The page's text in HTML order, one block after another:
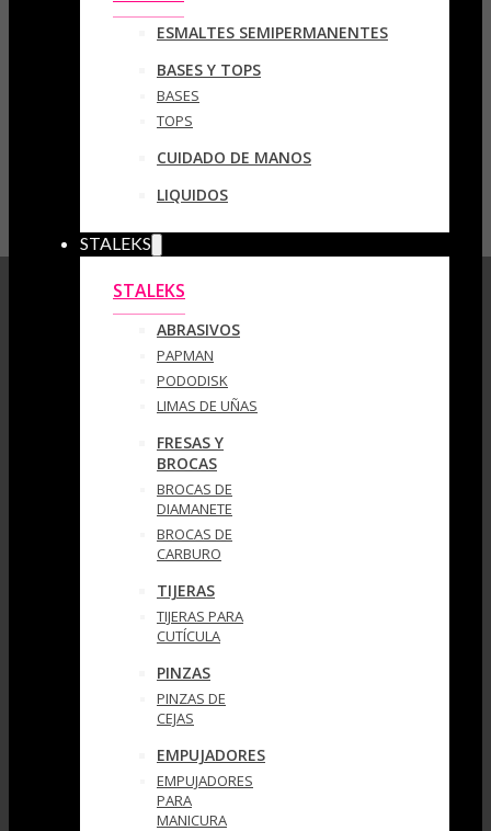
ESMALTES SEMIPERMANENTES
BASES Y TOPS
BASES
TOPS
CUIDADO DE MANOS
LIQUIDOS
STALEKS
STALEKS
ABRASIVOS
PAPMAN
PODODISK
LIMAS DE UÑAS
FRESAS Y
BROCAS
BROCAS DE
DIAMANETE
BROCAS DE
CARBURO
TIJERAS
TIJERAS PARA
CUTÍCULA
PINZAS
PINZAS DE
CEJAS
EMPUJADORES
EMPUJADORES
PARA
MANICURA